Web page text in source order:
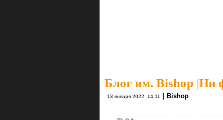
Блог им. Bishop |Ни
13 января 2022, 14:11 Bishop